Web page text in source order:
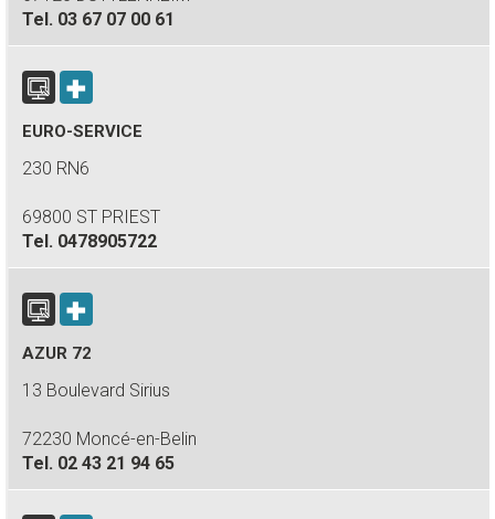
Tel. 03 67 07 00 61
EURO-SERVICE
230 RN6
69800 ST PRIEST
Tel. 0478905722
AZUR 72
13 Boulevard Sirius
72230 Moncé-en-Belin
Tel. 02 43 21 94 65